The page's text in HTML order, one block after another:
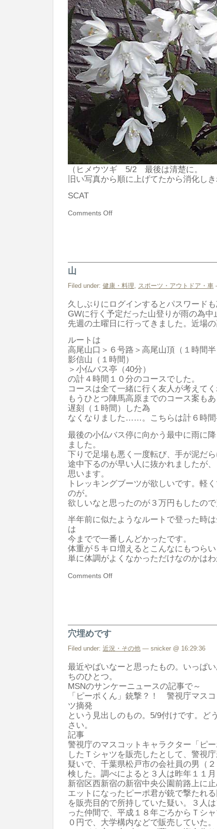
（ヒメウツギ 5/2 最後は清楚に。
旧い写真から順に上げてたから消化し
SCAT
Comments Off
山
Filed under: 健康・料理, スポーツ・アウトドア・車
久しぶりにログインするとパスワード
GWに行く予定だった山登りが雨の為中
先週の土曜日に行ってきました。近場
ルートは
高尾山口＞６号路＞高尾山頂（１時間
影信山（１時間）
＞小仏バス亭（40分）
の計４時間１０分のコースでした。
コースは全て一緒に行く友人が考えて
もうひとつ陣馬高原までのコース案も
遅刻（１時間）した為
なくなりました……。こちらは計６時間
最後の小仏バス停に向かう最中に雨に
ました。
下りで足場も悪く一度転び、手が泥だ
途中下るのが早い人に抜かれましたが
思います。
トレッキングブーツが欲しいです。軽
のが。
欲しいなと思ったのが３万円もしたの
半年前に似たようなルートで登った時
は
今までで一番しんどかったです。
体重が５キロ増えるとこんなにもつら
単に体調がよくなかっただけなのかは
Comments Off
穴埋めです
Filed under: 近況・その他 — snicker @ 16:29:36
最近やばいなーと思ったもの。いっぱ
ちのひとつ。
MSNのサンケーニュースの記事で～
「ピーポくん」銃撃？！ 警視庁マス
ツ摘発
という見出しのもの。5/9付けです。ど
さい。
記事
警視庁のマスコットキャラクター「ピ
したＴシャツを販売したとして、警視
疑いで、千葉県松戸市の会社員の男（
検した。調べによると３人は昨年１１
新宿区西新宿の新宿中央公園前路上に
エットになったピーポ君が銃で撃たれ
を販売目的で所持していた疑い。３人
った仲間で、平成１８年ごろからＴシ
０円で、大学構内などで販売していた